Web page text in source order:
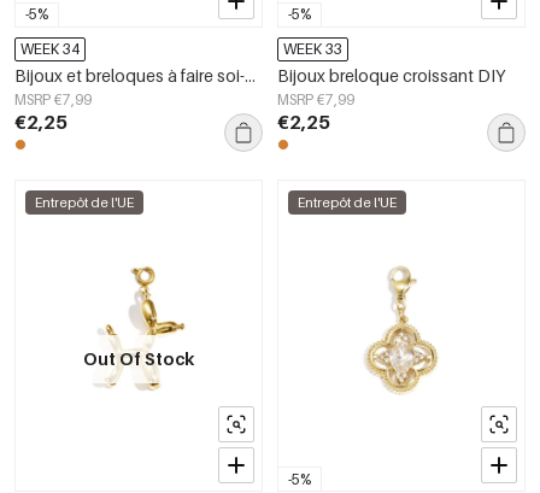
-5%
WEEK 34
Bijoux et breloques à faire soi-même
MSRP €7,99
€2,25
-5%
WEEK 33
Bijoux breloque croissant DIY
MSRP €7,99
€2,25
Entrepôt de l'UE
Out Of Stock
-5%
Entrepôt de l'UE